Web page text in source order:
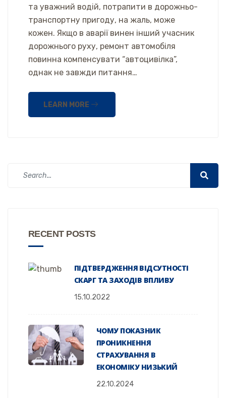
та уважний водій, потрапити в дорожньо-
транспортну пригоду, на жаль, може
кожен. Якщо в аварії винен інший учасник
дорожнього руху, ремонт автомобіля
повинна компенсувати “автоцивілка”,
однак не завжди питання…
LEARN MORE
RECENT POSTS
ПІДТВЕРДЖЕННЯ ВІДСУТНОСТІ
СКАРГ ТА ЗАХОДІВ ВПЛИВУ
15.10.2022
ЧОМУ ПОКАЗНИК
ПРОНИКНЕННЯ
СТРАХУВАННЯ В
ЕКОНОМІКУ НИЗЬКИЙ
22.10.2024